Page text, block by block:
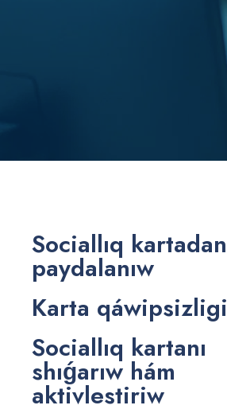
Sociallıq kartadan
paydalanıw
Karta qáwipsizligi
Sociallıq kartanı
shıǵarıw hám
aktivlestiriw